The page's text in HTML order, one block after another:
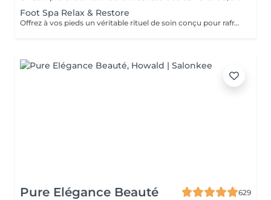
Foot Spa Relax & Restore
Offrez à vos pieds un véritable rituel de soin conçu pour rafraîchir, adoucir et restaurer leur confort. Ce traitement associe un bain de pieds relaxant, un gommage exfoliant, un masque nourrissant, un soin à la paraffine et un massage des pieds pour laisser la peau douce, fraîche et revitalisée. Idéal pour les pieds fatigués nécessitant une attention particulière.
Pure Elégance Beauté
629